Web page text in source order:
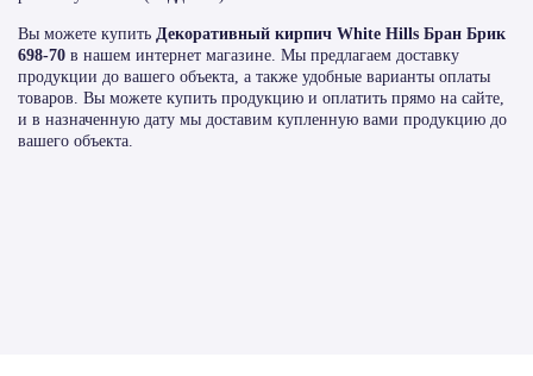
Вы можете купить Декоративный кирпич White Hills Бран Брик
698-70 в нашем интернет магазине. Мы предлагаем доставку
продукции до вашего объекта, а также удобные варианты оплаты
товаров. Вы можете купить продукцию и оплатить прямо на сайте,
и в назначенную дату мы доставим купленную вами продукцию до
вашего объекта.